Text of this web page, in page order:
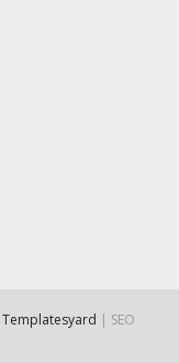
Templatesyard | SEO